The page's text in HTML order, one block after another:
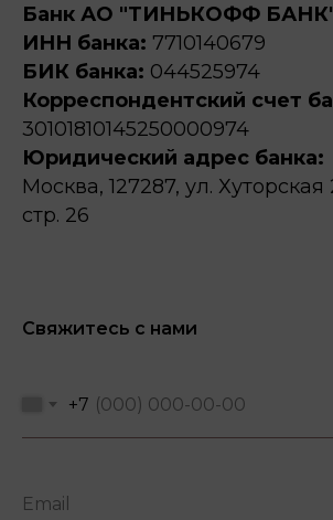
Банк АО "ТИНЬКОФФ
ИНН банка: 7710140679
БИК банка: 044525974
Корреспондентский счет
30101810145250000974
Юридический адрес банка:
Москва, 127287, ул. Хуторская
стр. 26
Свяжитесь с нами
+7